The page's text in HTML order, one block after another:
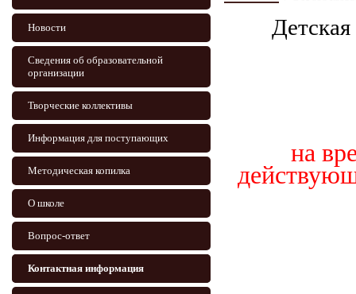
Новости
Сведения об образовательной
организации
Творческие коллективы
Информация для поступающих
Методическая копилка
О школе
Вопрос-ответ
Контактная информация
на